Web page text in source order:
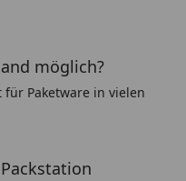
möglich?
für Paketware in vielen